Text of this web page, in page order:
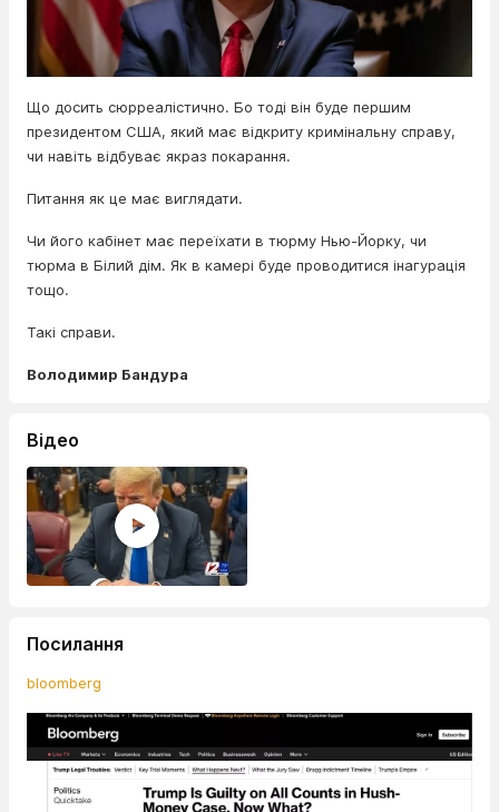
Що досить сюрреалістично. Бо тоді він буде першим
президентом США, який має відкриту кримінальну справу,
чи навіть відбуває якраз покарання.
Питання як це має виглядати.
Чи його кабінет має переїхати в тюрму Нью-Йорку, чи
тюрма в Білий дім. Як в камері буде проводитися інагурація
тощо.
Такі справи.
Володимир Бандура
Відео
Посилання
bloomberg